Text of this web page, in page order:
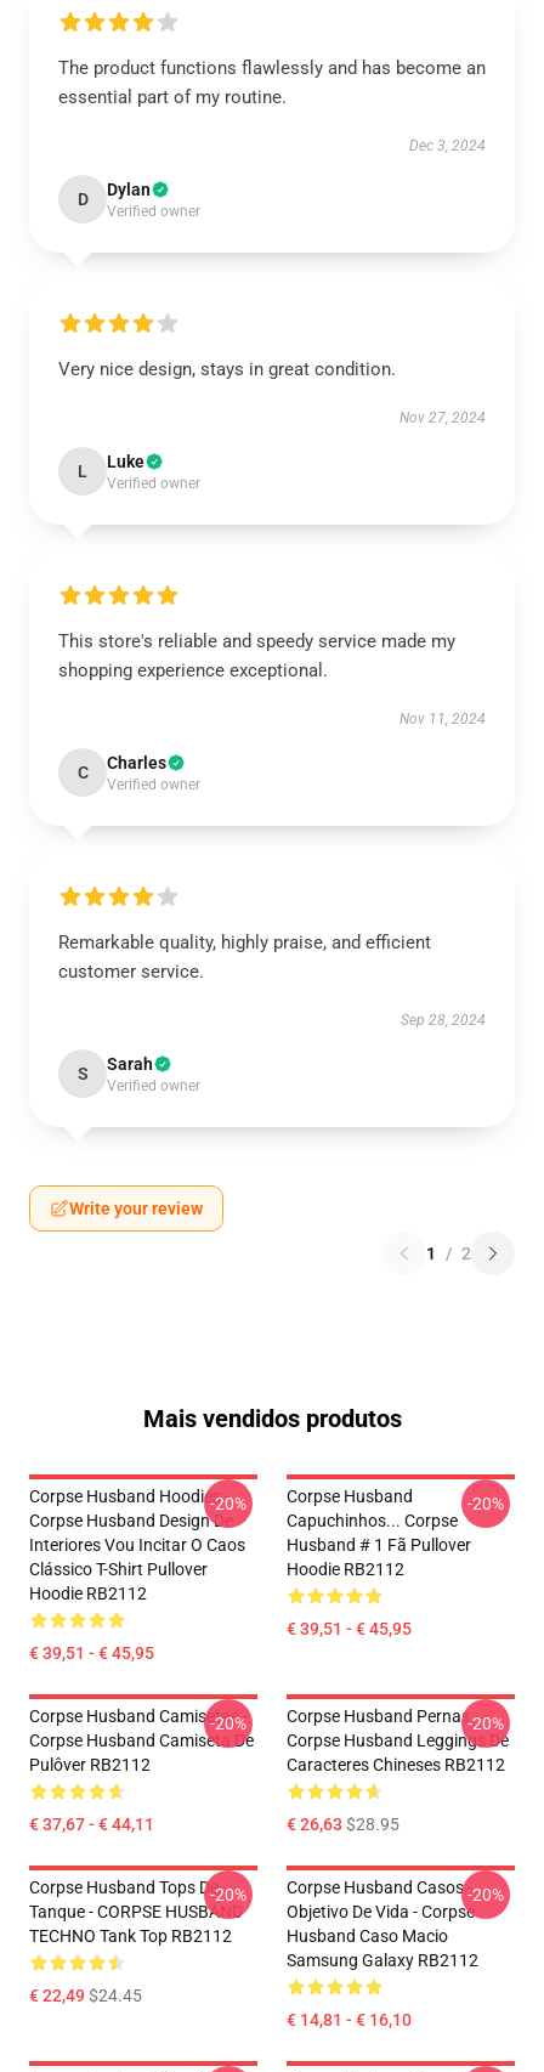
The product functions flawlessly and has become an
essential part of my routine.
Dec 3, 2024
D Dylan
Verified owner
Very nice design, stays in great condition.
Nov 27, 2024
L Luke
Verified owner
This store's reliable and speedy service made my
shopping experience exceptional.
Nov 11, 2024
C Charles
Verified owner
Remarkable quality, highly praise, and efficient
customer service.
Sep 28, 2024
S Sarah
Verified owner
Write your review
1 / 2
Mais vendidos produtos
Corpse Husband Hoodies -
Corpse Husband Design De
Interiores Vou Incitar O Caos
Clássico T-Shirt Pullover
Hoodie RB2112
€ 39,51 - € 45,95
-20%
Corpse Husband
Capuchinhos... Corpse
Husband # 1 Fã Pullover
Hoodie RB2112
€ 39,51 - € 45,95
-20%
Corpse Husband Camisetas -
Corpse Husband Camiseta De
Pulôver RB2112
€ 37,67 - € 44,11
-20%
Corpse Husband Pernas -
Corpse Husband Leggings De
Caracteres Chineses RB2112
€ 26,63 $28.95
-20%
Corpse Husband Tops De
Tanque - CORPSE HUSBAND
TECHNO Tank Top RB2112
€ 22,49$24.45
-20%
Corpse Husband Casos -
Objetivo De Vida - Corpse
Husband Caso Macio
Samsung Galaxy RB2112
€ 14,81 - € 16,10
-20%